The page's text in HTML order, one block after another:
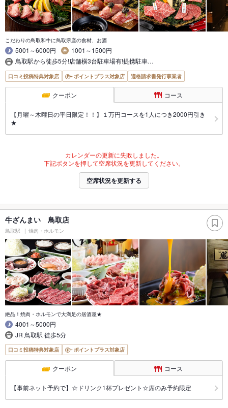
こだわりの鳥取和牛に鳥取県産の食材、お酒
5001～6000円
1001～1500円
鳥取駅から徒歩5分!店舗横3台駐車場有!提携駐車…
口コミ投稿特典対象店 ポイントプラス対象店 適格請求書発行事業者
クーポン コース
【月曜～木曜日の平日限定！！】１万円コースを1人につき2000円引き
★
カレンダーの更新に失敗しました。
下記ボタンを押して空席状況を更新してください。
空席状況を更新する
牛ざんまい 鳥取店
鳥取駅 焼肉・ホルモン
絶品！焼肉・ホルモンで大満足の居酒屋★
4001～5000円
JR 鳥取駅 徒歩5分
口コミ投稿特典対象店 ポイントプラス対象店
クーポン コース
【事前ネット予約で】☆ドリンク1杯プレゼント☆席のみ予約限定